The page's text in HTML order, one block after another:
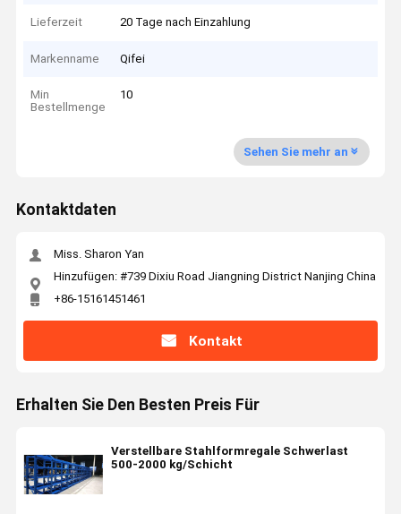
Lieferzeit 20 Tage nach Einzahlung
Markenname Qifei
Min
Bestellmenge
10
Sehen Sie mehr an
Kontaktdaten
Miss. Sharon Yan
Hinzufügen: #739 Dixiu Road Jiangning District Nanjing China
+86-15161451461
Kontakt
Erhalten Sie Den Besten Preis Für
Verstellbare Stahlformregale Schwerlast
500-2000 kg/Schicht